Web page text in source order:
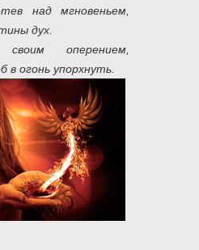
над мгновеньем,
дух.
оперением,
в огонь упорхнуть.